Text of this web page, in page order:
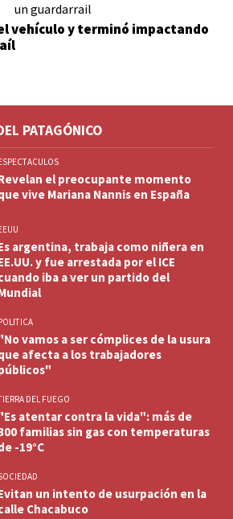
vehículo y terminó impactando
PATAGÓNICO
el preocupante momento
vive Mariana Nannis en España
argentina, trabaja como niñera en
y fue arrestada por el ICE
iba a ver un partido del
vamos a ser cómplices de la usura
afecta a los trabajadores
DEL FUEGO
atentar contra la vida": más de
familias sin gas con temperaturas
-19°C
un intento de usurpación en la
Chacabuco